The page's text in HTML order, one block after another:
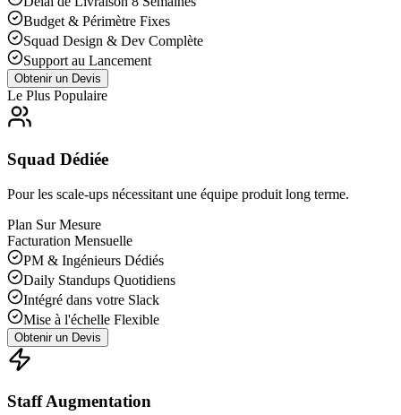
Budget & Périmètre Fixes
Squad Design & Dev Complète
Support au Lancement
Obtenir un Devis
Le Plus Populaire
Squad Dédiée
Pour les scale-ups nécessitant une équipe produit long terme.
Plan Sur Mesure
Facturation Mensuelle
PM & Ingénieurs Dédiés
Daily Standups Quotidiens
Intégré dans votre Slack
Mise à l'échelle Flexible
Obtenir un Devis
Staff Augmentation